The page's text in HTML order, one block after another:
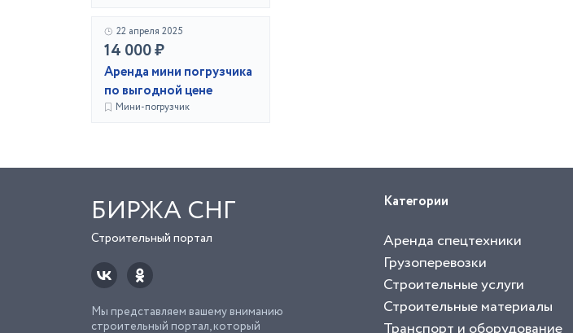
22 апреля 2025
14 000 ₽
Аренда мини погрузчика
по выгодной цене
Мини-погрузчик
БИРЖА СНГ
Строительный портал
Мы представляем вашему вниманию
строительный портал, который
Категории
Аренда спецтехники
Грузоперевозки
Строительные услуги
Строительные материалы